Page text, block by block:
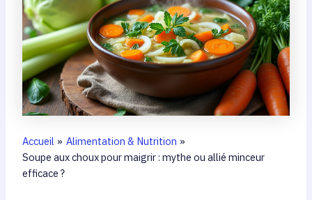
Accueil
Alimentation & Nutrition
Soupe aux choux pour maigrir : mythe ou allié minceur
efficace ?